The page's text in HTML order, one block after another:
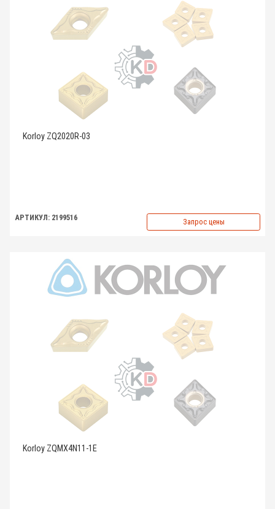
Korloy ZQ2020R-03
АРТИКУЛ: 2199516 Запрос цены
Korloy ZQMX4N11-1E